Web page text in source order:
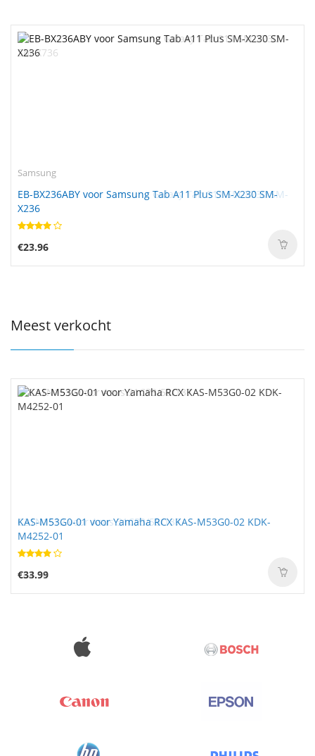
Samsung
EB-BX236ABY voor Samsung Tab A11 Plus SM-X230 SM-
X236
€23.96
Meest verkocht
KAS-M53G0-01 voor Yamaha RCX KAS-M53G0-02 KDK-
M4252-01
€33.99